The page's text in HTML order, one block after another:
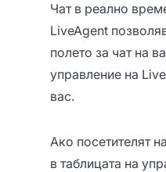
Чат в реално
LiveAgent
полето за чат на
управление на
вас.
Ако посетителят
в таблицата на